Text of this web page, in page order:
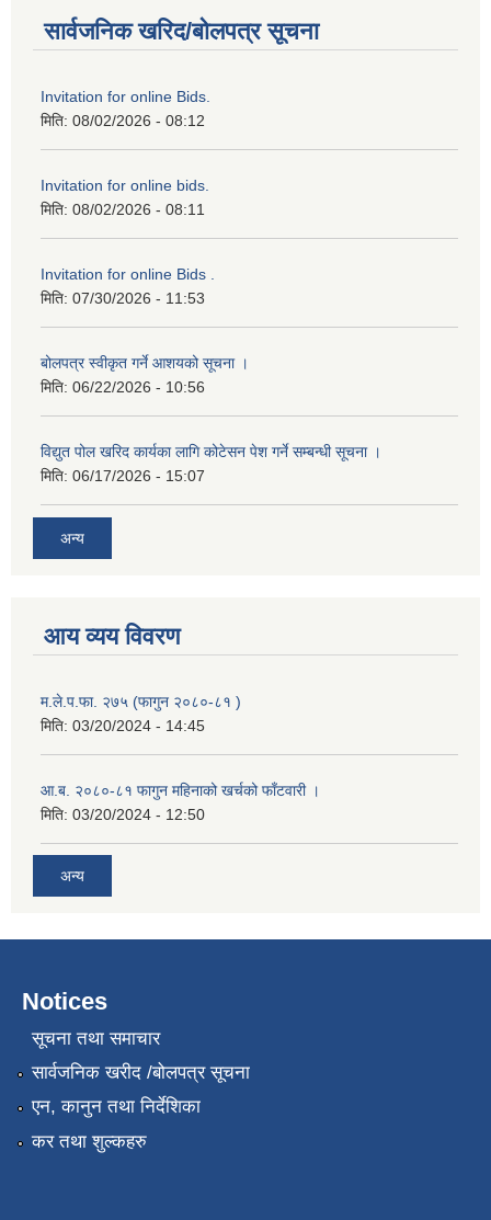
सार्वजनिक खरिद/बोलपत्र सूचना
Invitation for online Bids.
मिति: 08/02/2026 - 08:12
Invitation for online bids.
मिति: 08/02/2026 - 08:11
Invitation for online Bids .
मिति: 07/30/2026 - 11:53
बोलपत्र स्वीकृत गर्ने आशयको सूचना ।
मिति: 06/22/2026 - 10:56
विद्युत पोल खरिद कार्यका लागि कोटेसन पेश गर्ने सम्बन्धी सूचना ।
मिति: 06/17/2026 - 15:07
अन्य
आय व्यय विवरण
म.ले.प.फा. २७५ (फागुन २०८०-८१ )
मिति: 03/20/2024 - 14:45
आ.ब. २०८०-८१ फागुन महिनाको खर्चको फाँटवारी ।
मिति: 03/20/2024 - 12:50
अन्य
Notices
सूचना तथा समाचार
सार्वजनिक खरीद /बोलपत्र सूचना
एन, कानुन तथा निर्देशिका
कर तथा शुल्कहरु